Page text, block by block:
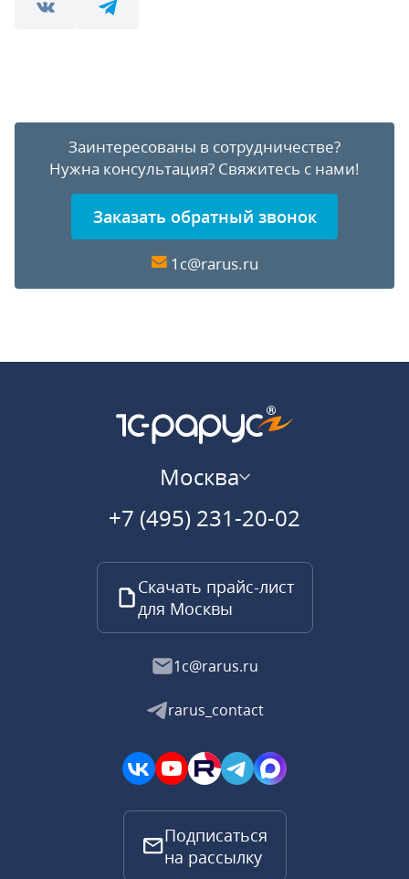
Заинтересованы в сотрудничестве?
Нужна консультация? Свяжитесь с нами!
Заказать обратный звонок
1c@rarus.ru
Москва
+7 (495) 231-20-02
Скачать прайс-лист
для Москвы
1c@rarus.ru
rarus_contact
Подписаться
на рассылку